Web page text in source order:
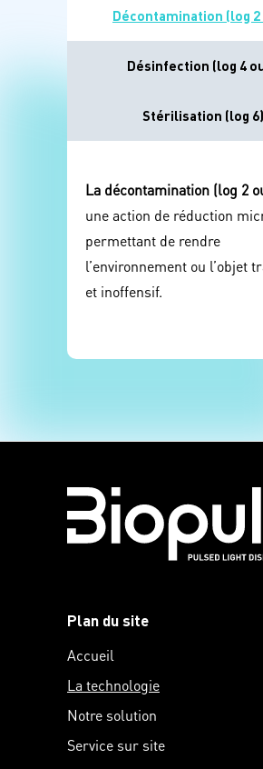
Décontamination (log 2
Désinfection (log 4
Stérilisation (log 6)
La décontamination (log 2
une action de réduction
permettant de rendre
l’environnement ou l’objet
et inoffensif.
Plan du site
Accueil
La technologie
Notre solution
Service sur site